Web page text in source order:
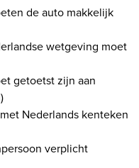
de auto makkelijk
wetgeving moet
getoetst zijn aan
Nederlands kenteken
verplicht